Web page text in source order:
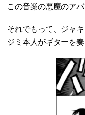
この音楽の悪魔のアバ
それでもって、ジャ
ジミ本人がギターを